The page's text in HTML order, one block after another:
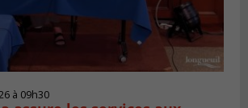
à 09h30